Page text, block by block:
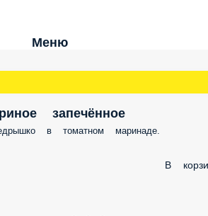
Меню
запечённое
в томатном маринаде.
В